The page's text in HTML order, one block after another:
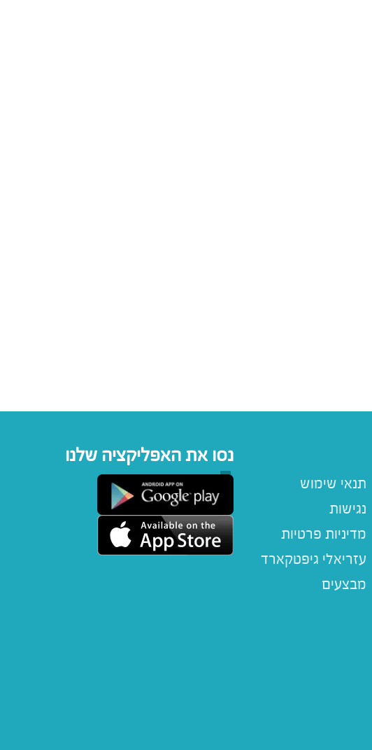
תנאי שימוש
נגישות
מדיניות פרטיות
עזריאלי גיפטקארד
מבצעים
נסו את האפליקציה שלנו